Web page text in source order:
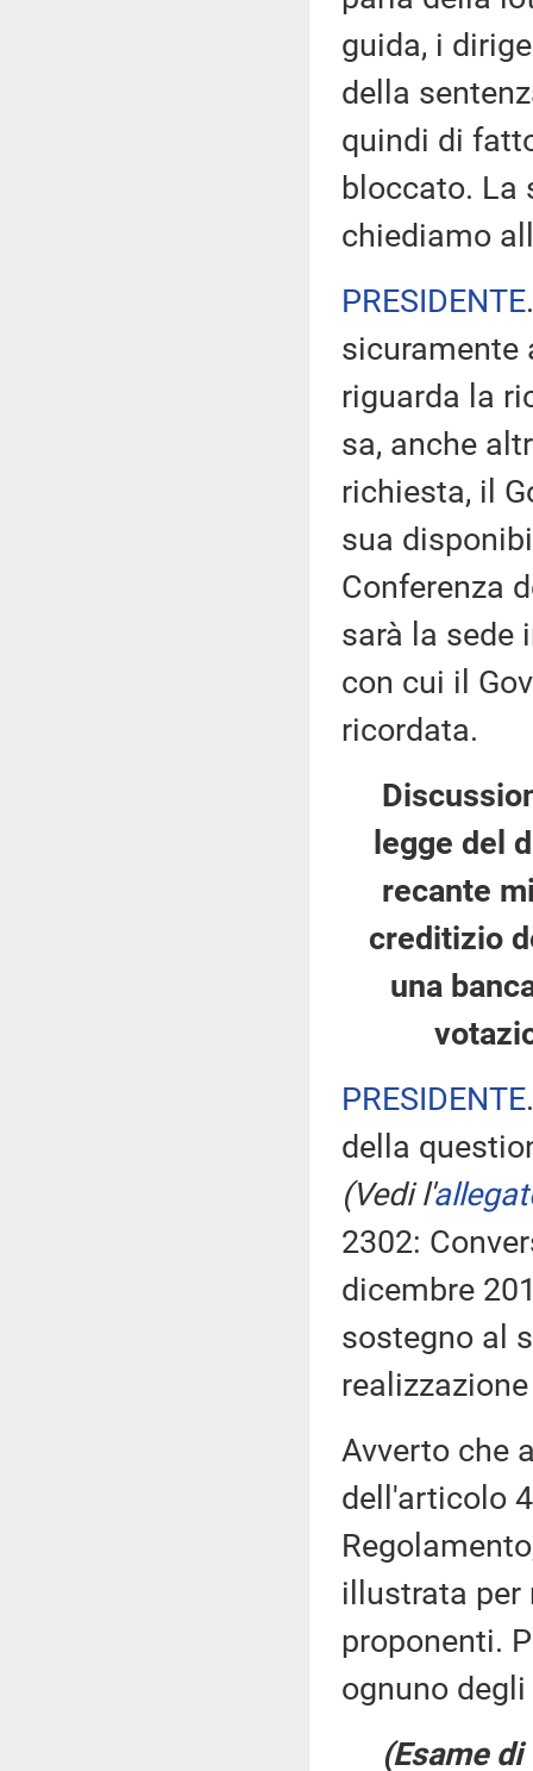
guida, i
della
quindi di
bloccato. La
chiediamo
PRESIDENTE
sicuramente
riguarda la
sa, anche
richiesta, il
sua
Conferenza
sarà la sede
con cui il
ricordata.
legge del
recante
creditizio
una
PRESIDENTE
della
(Vedi l'
2302:
dicembre
sostegno al
Avverto che
dell'articolo
illustrata per
proponenti.
ognuno
(Esame